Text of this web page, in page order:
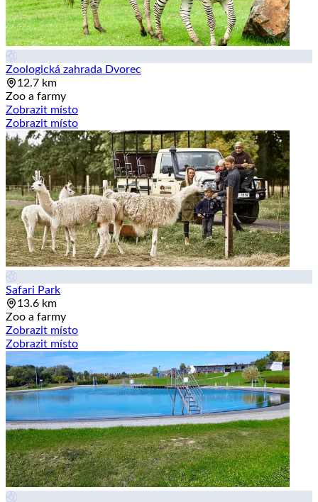
Zoologická zahrada Dvorec
12.7 km
Zoo a farmy
Zobrazit místo
Zobrazit místo
Safari Park
13.6 km
Zoo a farmy
Zobrazit místo
Zobrazit místo